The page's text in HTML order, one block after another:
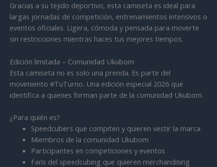
Gracias a su tejido deportivo, esta camiseta es ideal para
largas jornadas de competición, entrenamientos intensivos o
eventos oficiales. Ligera, cómoda y pensada para moverte
sin restricciones mientras haces tus mejores tiempos.
Edición limitada – Comunidad Ukubom
Esta camiseta no es solo una prenda. Es parte del
movimiento #TuTurno. Una edición especial 2026 que
identifica a quienes forman parte de la comunidad Ukubom.
¿Para quién es?
Speedcubers que compiten y quieren vestir la marca
Miembros de la comunidad Ukubom
Participantes en competiciones y eventos
Fans del speedcubing que quieren merchandising